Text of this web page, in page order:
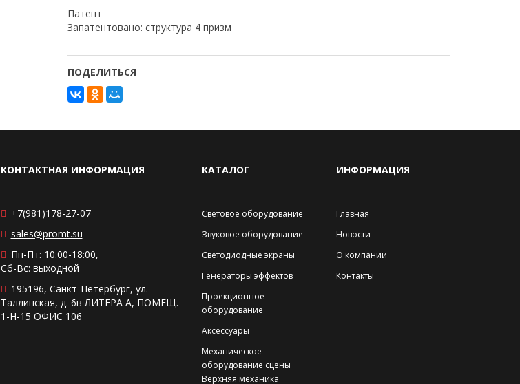
Патент
Запатентовано: структура 4 призм
ПОДЕЛИТЬСЯ
КОНТАКТНАЯ ИНФОРМАЦИЯ
+7(981)178-27-07
sales@promt.su
Пн-Пт: 10:00-18:00,
Сб-Вс: выходной
195196, Санкт-Петербург, ул.
Таллинская, д. 6в ЛИТЕРА А, ПОМЕЩ.
1-Н-15 ОФИС 106
КАТАЛОГ
Световое оборудование
Звуковое оборудование
Светодиодные экраны
Генераторы эффектов
Проекционное
оборудование
Аксессуары
Механическое
оборудование сцены
Верхняя механика
ИНФОРМАЦИЯ
Главная
Новости
О компании
Контакты